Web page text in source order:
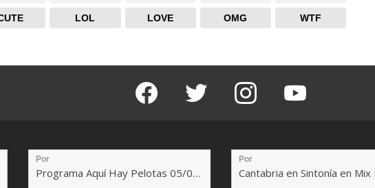
LOL LOVE OMG WTF
facebook twitter instagram youtube